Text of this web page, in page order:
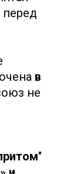
в
не
"